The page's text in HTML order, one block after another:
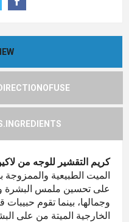
كريم التقشير للوجه من
الميت الطبيعية والممزوجة
على تحسين ملمس البشرة
وجمالها، بينما تقوم
الخارجية الميتة من على